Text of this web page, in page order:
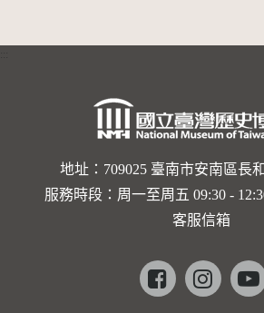
的依戀—
勒大地之
歌]【對
世界與生
命的依戀
馬勒大地
之歌】
地址：709025 臺南市安南區長
服務時段：周一至周五 09:30 -
客服信箱
Facebook